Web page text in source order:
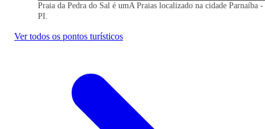
Economize na viagem de ônibus para
Parnaíba - PI. Reserve agora, online e
rodoviária.
Praia da Pedra do Sal é umA Praias localizado na cidade Parnaíba -
PI.
Ver todos os pontos turísticos